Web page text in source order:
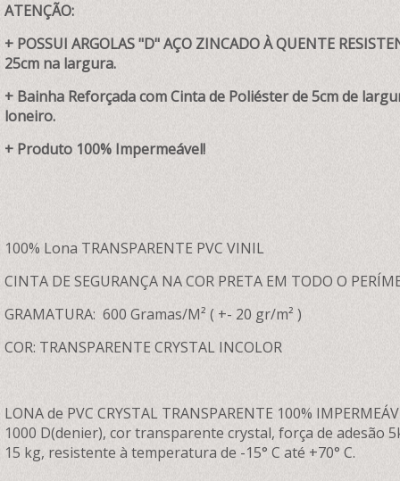
ATENÇÃO:
+ POSSUI ARGOLAS "D" AÇO ZINCADO À QUENTE
25cm na largura.
+ Bainha Reforçada com Cinta de Poliéster de 5cm de
loneiro.
+ Produto 100% Impermeável!
100% Lona TRANSPARENTE PVC VINIL
CINTA DE SEGURANÇA NA COR PRETA EM TODO O
GRAMATURA: 600 Gramas/M² ( +- 20 gr/m² )
COR: TRANSPARENTE CRYSTAL INCOLOR
LONA de PVC CRYSTAL TRANSPARENTE 100%
1000 D(denier), cor transparente crystal, força de adesão
15 kg, resistente à temperatura de -15° C até +70° C.